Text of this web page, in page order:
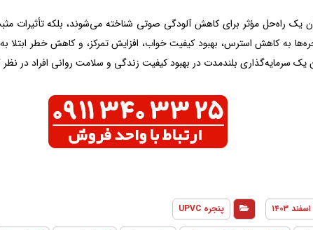
یک راه‌حل مؤثر برای کاهش آلودگی صوتی شناخته می‌شوند، بلکه تأثیرات
به کاهش استرس، بهبود کیفیت خواب، افزایش تمرکز، و کاهش خطر ابتلا
یک سرمایه‌گذاری بلندمدت در بهبود کیفیت زندگی و سلامت روانی افراد در
پنجره UPVC